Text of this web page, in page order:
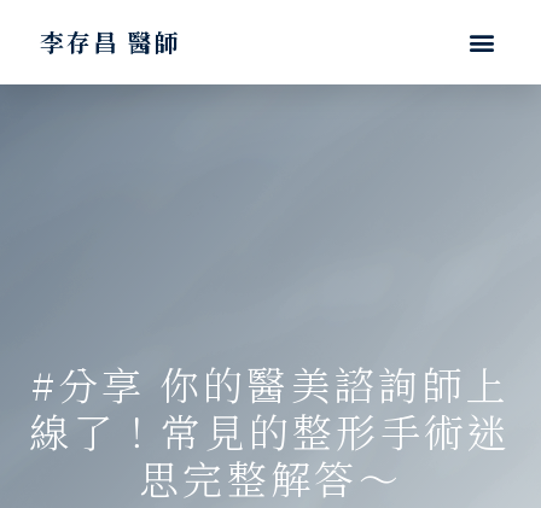
李存昌 醫師
#分享 你的醫美諮詢師上
線了！常見的整形手術迷
思完整解答～